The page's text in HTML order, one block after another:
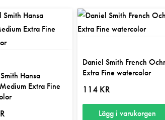
Hansa
Extra Fine
Daniel Smith French
Extra Fine watercolor
114 KR
Lägg i varukorgen